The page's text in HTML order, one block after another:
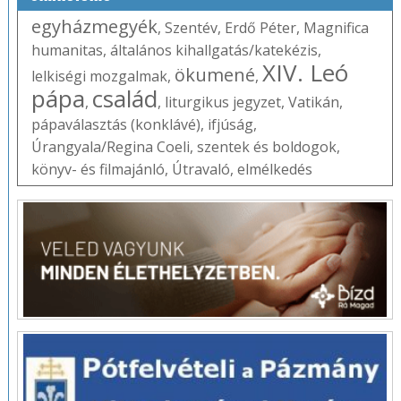
egyházmegyék, Szentév, Erdő Péter, Magnifica
humanitas, általános kihallgatás/katekézis,
lelkiségi mozgalmak, ökumené, XIV. Leó
pápa, család, liturgikus jegyzet, Vatikán,
pápaválasztás (konklávé), ifjúság,
Úrangyala/Regina Coeli, szentek és boldogok,
könyv- és filmajánló, Útravaló, elmélkedés